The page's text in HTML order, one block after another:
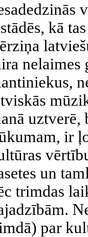
kā
nelaimes
ir
un
trimdas
par